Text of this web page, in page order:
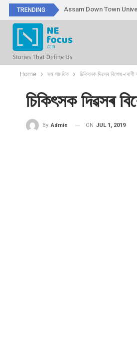
TRENDING Assam Down Town
Home সম সাময়িক চিকিৎসক দিৱসৰ বিশেষ -
চিকিৎসক দিৱসৰ
By Admin ON JUL 1, 2019